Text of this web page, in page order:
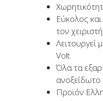
Εύκολος
τον χειριστή.
Λειτουργεί
Volt.
Όλα τα
ανοξείδωτο
Προϊόν